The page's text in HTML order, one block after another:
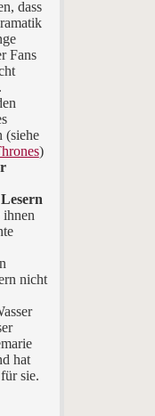
dass
Fans
(siehe
)
ihnen
nicht
hat
sie.